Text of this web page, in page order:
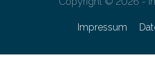
Impressum